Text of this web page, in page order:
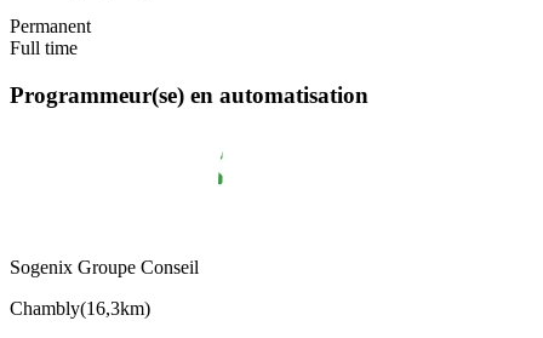
Permanent
Full time
Programmeur(se) en automatisation
Sogenix Groupe Conseil
Chambly(16,3km)